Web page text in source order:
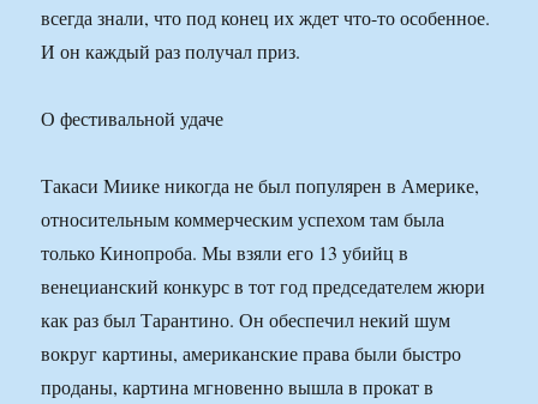
всегда знали, что под конец их ждет что-то особенное.
И он каждый раз получал приз.
О фестивальной удаче
Такаси Миике никогда не был популярен в Америке,
относительным коммерческим успехом там была
только Кинопроба. Мы взяли его 13 убийц в
венецианский конкурс в тот год председателем жюри
как раз был Тарантино. Он обеспечил некий шум
вокруг картины, американские права были быстро
проданы, картина мгновенно вышла в прокат в